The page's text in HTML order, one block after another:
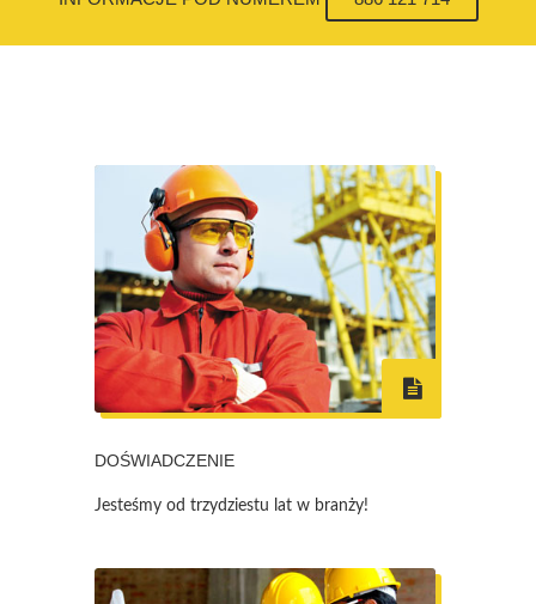
DOŚWIADCZENIE
Jesteśmy od trzydziestu lat w branży!